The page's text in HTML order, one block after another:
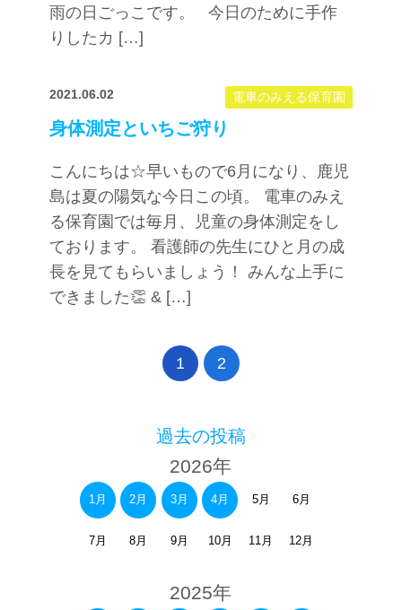
雨の日ごっこです。 今日のために手作
りしたカ […]
2021.06.02 電車のみえる保育園
身体測定といちご狩り
こんにちは☆早いもので6月になり、鹿児
島は夏の陽気な今日この頃。 電車のみえ
る保育園では毎月、児童の身体測定をし
ております。 看護師の先生にひと月の成
長を見てもらいましょう！ みんな上手に
できました👏 & […]
1 2
過去の投稿
2026年
1月 2月 3月 4月 5月 6月
7月 8月 9月 10月 11月 12月
2025年